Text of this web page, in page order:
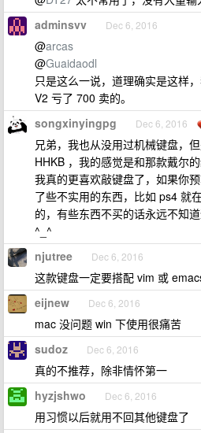
adminsvv Dec 6, 2016
@arcas
@Guaidaodl
只是这么一说，道理确实是这样
V2 亏了 700 卖的。
songxinyingpg Dec 6, 2016
兄弟，我也从没用过机械键盘，
HHKB ，我的感觉是和那款戴尔
我真的更喜欢敲键盘了，如果你
了些不实用的东西，比如 ps4 就
的，有些东西不买的话永远不知
^_^
njutree Dec 6, 2016
这款键盘一定要搭配 vim 或
eijnew Dec 6, 2016
mac 没问题 win 下使用很痛苦
sudoz Dec 6, 2016
真的不推荐，除非情怀第一
hyzjshwo Dec 6, 2016
用习惯以后就用不回其他键盘了